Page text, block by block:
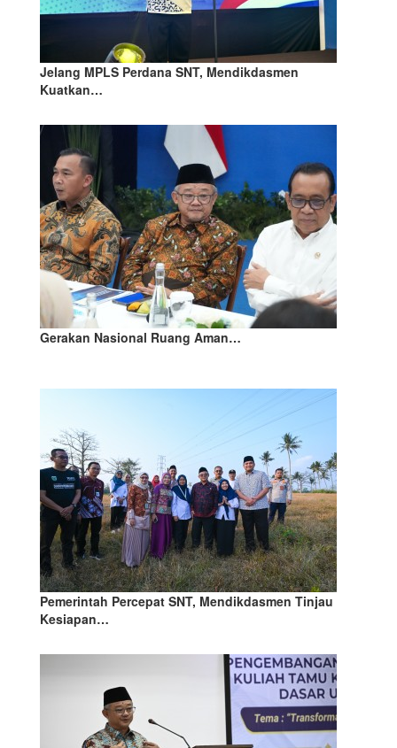
Jelang MPLS Perdana SNT, Mendikdasmen
Kuatkan…
Gerakan Nasional Ruang Aman…
Pemerintah Percepat SNT, Mendikdasmen Tinjau
Kesiapan…